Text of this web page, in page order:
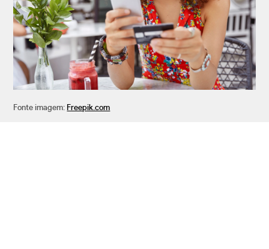
Fonte imagem: Freepik.com